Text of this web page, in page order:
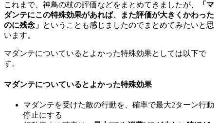
これまで、神鳥の杖の評価などをまとめてきましたが、
「マ
ダンテにこの特殊効果があれば、また評価が大きくかわった
のに残念」 ということも感じましたのでまとめてみたいと思
います。
マダンテについているとよかった特殊効果としては以下で
す。
マダンテについているとよかった特殊効果
マダンテを受けた敵の行動を、確率で最大2ターン行動
停止にする